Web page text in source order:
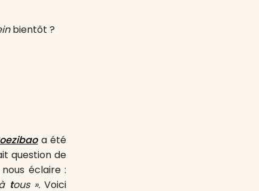
bientôt ?
a été
question de
éclaire :
tous ».Voici